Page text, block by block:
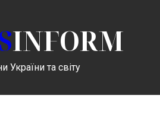
INFORM
України та світу